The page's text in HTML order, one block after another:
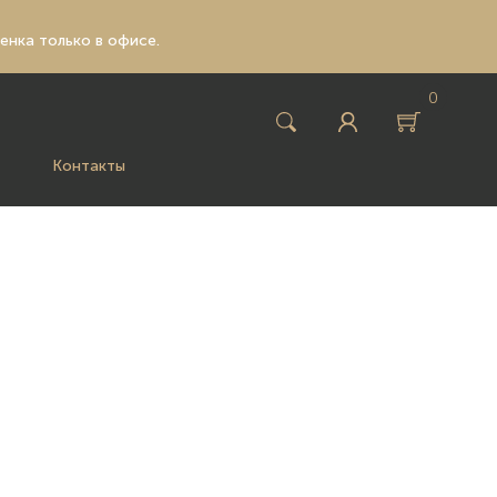
только в офисе.
0
Контакты